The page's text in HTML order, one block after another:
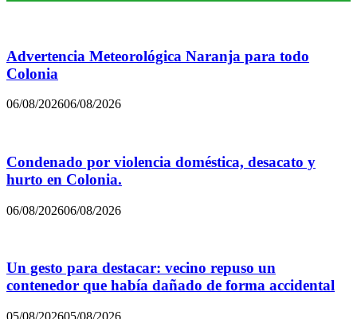
Advertencia Meteorológica Naranja para todo
Colonia
06/08/202606/08/2026
Condenado por violencia doméstica, desacato y
hurto en Colonia.
06/08/202606/08/2026
Un gesto para destacar: vecino repuso un
contenedor que había dañado de forma accidental